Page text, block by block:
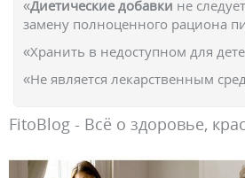
«Диетические добавки не
замену полноценного рациона
«Хранить в недоступном для
«Не является лекарственным
FitoBlog - Всё о здоровье,